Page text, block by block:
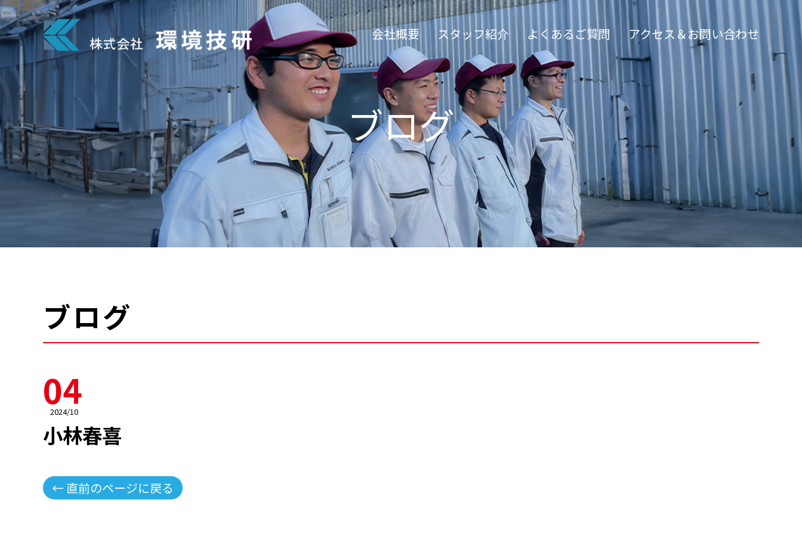
会社概要 スタッフ紹介 よくあるご質問 アクセス＆お問い合わせ
ブログ
ブログ
04
2024/10
小林春喜
← 直前のページに戻る